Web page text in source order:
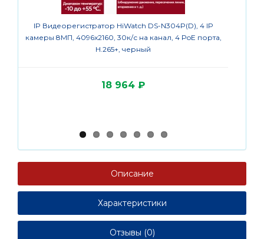
IP Видеорегистратор HiWatch DS-N304P(D), 4 IP
камеры 8МП, 4096x2160, 30к/с на канал, 4 PoE порта,
H.265+, черный
18 964 ₽
Описание
Характеристики
Отзывы (0)